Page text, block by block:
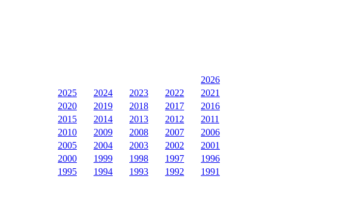
2026
2025
2024 2023 2022
2021
2020
2019 2018 2017
2016
2015
2014 2013 2012
2011
2010
2009 2008 2007
2006
2005
2004 2003 2002
2001
2000
1999 1998 1997
1996
1995
1994 1993 1992 1991